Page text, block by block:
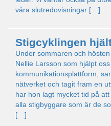
våra slutredovisningar […]
Stigcyklingen
Under sommaren och
Nellie Larsson som hjälpt
kommunikationsplattform,
nätverket och tagit fram en
har hon lagt mycket tid på
alla stigbyggare som är de
[…]